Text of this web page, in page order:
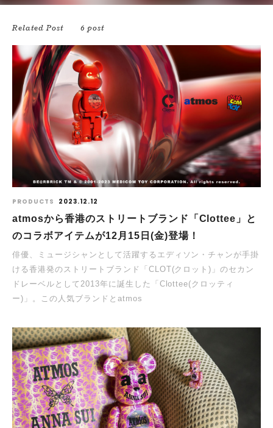
Related Post 6 post
PRODUCTS 2023.12.12
atmosから香港のストリートブランド「Clottee」と
のコラボアイテムが12月15日(金)登場！
俳優、ミュージシャンとして活躍するエディソン・チャンが手掛
ける香港発のストリートブランド「CLOT(クロット)」のセカン
ドレーベルとして2013年に誕生した「Clottee(クロッティ
ー)」。この人気ブランドとatmos